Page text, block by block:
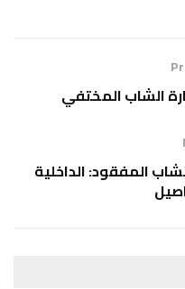
الشاب المختفي
المفقود: الداخلية